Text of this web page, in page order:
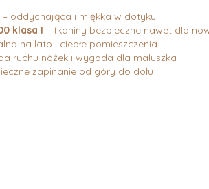
– oddychająca i miękka w dotyku
klasa I – tkaniny bezpieczne nawet dla
na lato i ciepłe pomieszczenia
ruchu nóżek i wygoda dla maluszka
zapinanie od góry do dołu